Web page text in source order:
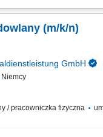
i organizacja
(m/k/n)
GmbH
Niemcy
/ pracowniczka fizyczna